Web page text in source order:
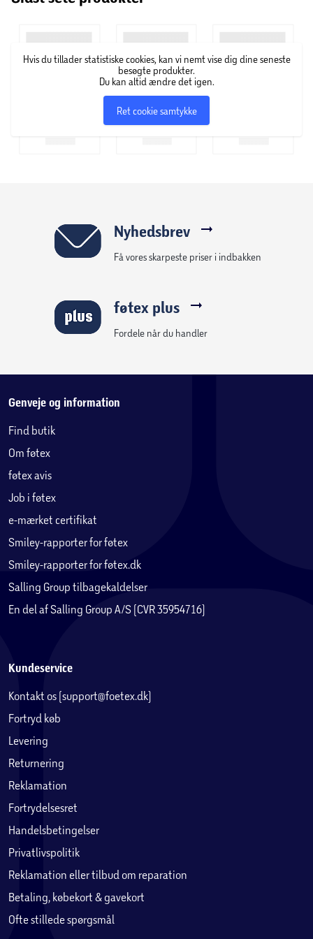
Hvis du tillader statistiske cookies, kan vi nemt vise dig dine seneste
besøgte produkter.
Du kan altid ændre det igen.
Ret cookie samtykke
Nyhedsbrev
Få vores skarpeste priser i indbakken
føtex plus
Fordele når du handler
Genveje og information
Find butik
Om føtex
føtex avis
Job i føtex
e-mærket certifikat
Smiley-rapporter for føtex
Smiley-rapporter for føtex.dk
Salling Group tilbagekaldelser
En del af Salling Group A/S (CVR 35954716)
Kundeservice
Kontakt os (support@foetex.dk)
Fortryd køb
Levering
Returnering
Reklamation
Fortrydelsesret
Handelsbetingelser
Privatlivspolitik
Reklamation eller tilbud om reparation
Betaling, købekort & gavekort
Ofte stillede spørgsmål